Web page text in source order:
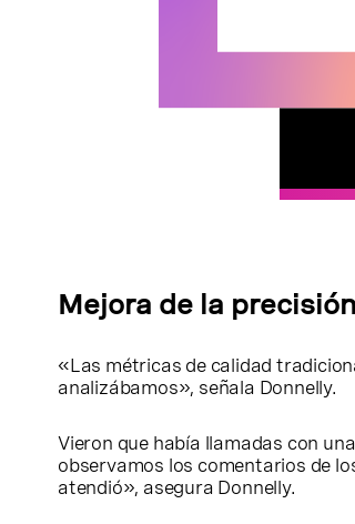
Mejora de la
«Las métricas de calidad
analizábamos», señala Donnelly.
Vieron que había llamadas con
observamos los comentarios de
atendió», asegura Donnelly.